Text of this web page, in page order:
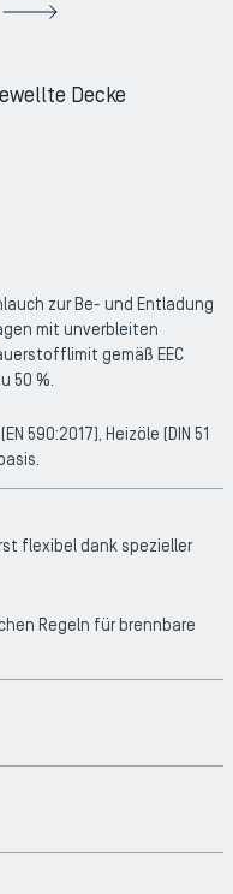
NEXT
Decke
zur Be- und Entladung
mit unverbleiten
gemäß EEC
50 %.
590:2017), Heizöle (DIN 51
flexibel dank spezieller
Regeln für brennbare